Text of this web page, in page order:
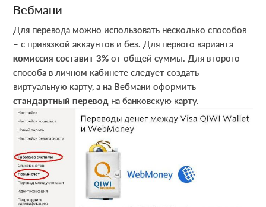
Вебмани
Для перевода можно использовать несколько способов
– с привязкой аккаунтов и без. Для первого варианта
комиссия составит 3%от общей суммы. Для второго
способа в личном кабинете следует создать
виртуальную карту, а на Вебмани оформить
стандартный перевод на банковскую карту.